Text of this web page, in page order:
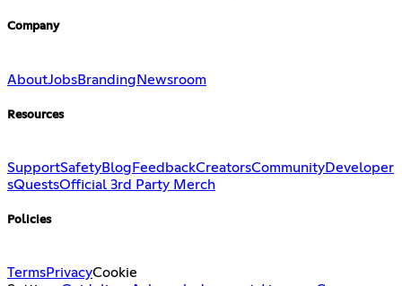
Company
AboutJobsBrandingNewsroom
Resources
SupportSafetyBlog FeedbackCreatorsCommunityDeveloper
sQuestsOfficial 3rd Party Merch
Policies
TermsPrivacyCookie